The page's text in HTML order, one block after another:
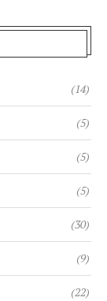
(14)
(5)
(5)
(5)
(30)
(9)
(22)